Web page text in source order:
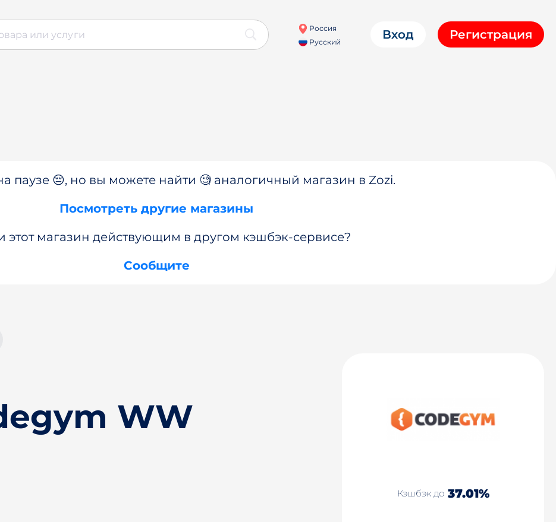
Россия
Русский
Вход Регистрация
паузе 😔, но вы можете найти 🧐 аналогичный магазин в Zozi.
Посмотреть другие магазины
этот магазин действующим в другом кэшбэк-сервисе?
Сообщите
WW
Кэшбэк до 37.01%